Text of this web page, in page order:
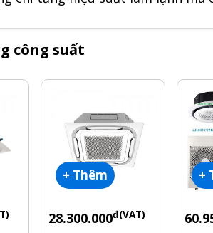
công suất
+ Thêm
28.300.000đ(VAT)
+